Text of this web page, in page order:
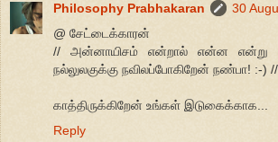
Philosophy Prabhakaran
30
@ சேட்டைக்காரன்
// அன்னாயிசம் என்றால் என்ன என்று
நல்லுலகுக்கு நவிலப்போகிறேன் நண்பா! :-) //
காத்திருக்கிறேன் உங்கள் இடுகைக்காக...
Reply